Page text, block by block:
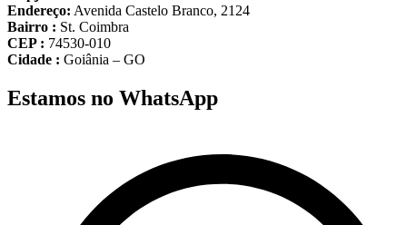
Endereço: Avenida Castelo Branco, 2124
Bairro : St. Coimbra
CEP : 74530-010
Cidade : Goiânia – GO
Estamos no WhatsApp